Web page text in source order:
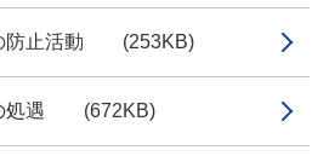
防止活動 (253KB)
処遇 (672KB)